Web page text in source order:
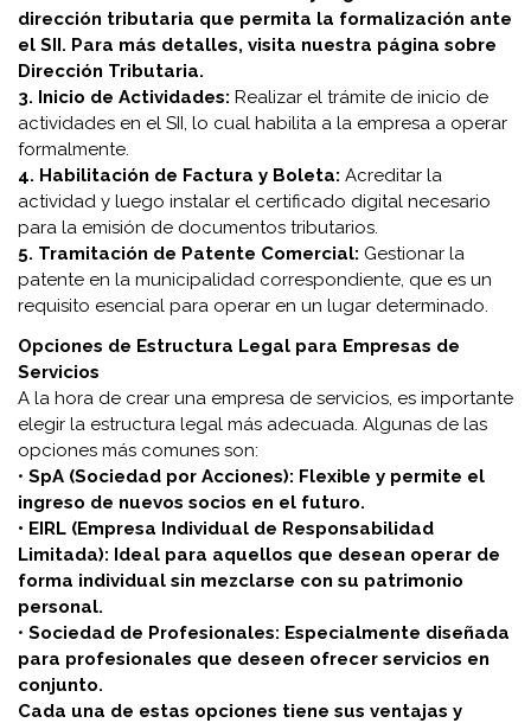
dirección tributaria que permita la formalización ante
el SII. Para más detalles, visita nuestra página sobre
Dirección Tributaria.
3. Inicio de Actividades: Realizar el trámite de inicio de
actividades en el SII, lo cual habilita a la empresa a operar
formalmente.
4. Habilitación de Factura y Boleta: Acreditar la
actividad y luego instalar el certificado digital necesario
para la emisión de documentos tributarios.
5. Tramitación de Patente Comercial: Gestionar la
patente en la municipalidad correspondiente, que es un
requisito esencial para operar en un lugar determinado.
Opciones de Estructura Legal para Empresas de
Servicios
A la hora de crear una empresa de servicios, es importante
elegir la estructura legal más adecuada. Algunas de las
opciones más comunes son:
• SpA (Sociedad por Acciones): Flexible y permite el
ingreso de nuevos socios en el futuro.
• EIRL (Empresa Individual de Responsabilidad
Limitada): Ideal para aquellos que desean operar de
forma individual sin mezclarse con su patrimonio
personal.
• Sociedad de Profesionales: Especialmente diseñada
para profesionales que deseen ofrecer servicios en
conjunto.
Cada una de estas opciones tiene sus ventajas y